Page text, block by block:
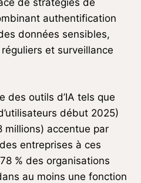
authentification
données sensibles,
et surveillance
des outils d’IA tels que
début 2025)
millions) accentue par
entreprises à ces
% des organisations
au moins une fonction